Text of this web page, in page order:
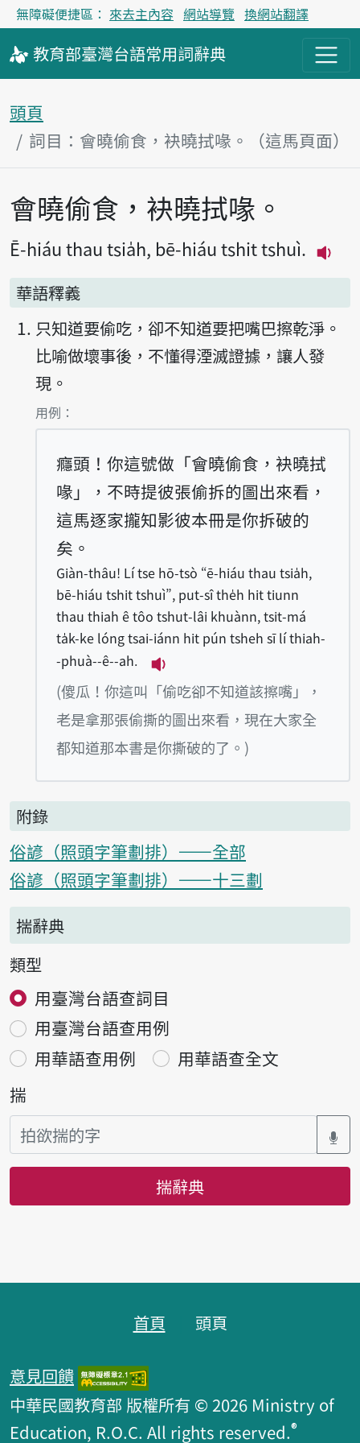
無障礙便捷區： 來去主內容 網站導覽 換網站翻譯
教育部臺灣台語常用詞辭典
頭頁
詞目：會曉偷食，袂曉拭喙。（這馬頁面）
主內容區
會曉偷食，袂曉拭喙。
Ē-hiáu thau tsia̍h, bē-hiáu tshit tshuì.
華語釋義
只知道要偷吃，卻不知道要把嘴巴擦乾淨。
比喻做壞事後，不懂得湮滅證據，讓人發
現。
第1項釋義的
用例：
癮頭！你這號做「會曉偷食，袂曉拭
喙」，不時提彼張偷拆的圖出來看，
這馬逐家攏知影彼本冊是你拆破的
矣。
Giàn-thâu! Lí tse hō-tsò “ē-hiáu thau tsia̍h,
bē-hiáu tshit tshuì”, put-sî the̍h hit tiunn
thau thiah ê tôo tshut-lâi khuànn, tsit-má
ta̍k-ke lóng tsai-iánn hit pún tsheh sī lí thiah-
-phuà--ê--ah.
播放例句Giàn-thâu! Lí
(傻瓜！你這叫「偷吃卻不知道該擦嘴」，
老是拿那張偷撕的圖出來看，現在大家全
都知道那本書是你撕破的了。)
附錄
俗諺（照頭字筆劃排）——全部
俗諺（照頭字筆劃排）——十三劃
揣辭典
類型
用臺灣台語查詞目
用臺灣台語查用例
用華語查用例
用華語查全文
揣
揣辭典
首頁 頭頁
意見回饋
中華民國教育部 版權所有 © 2026 Ministry of
Education, R.O.C. All rights reserved.®